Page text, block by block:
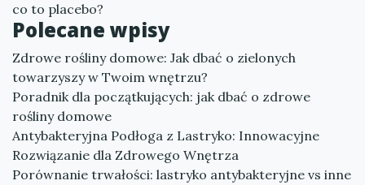
co to placebo?
Polecane wpisy
Zdrowe rośliny domowe: Jak dbać o zielonych
towarzyszy w Twoim wnętrzu?
Poradnik dla początkujących: jak dbać o zdrowe
rośliny domowe
Antybakteryjna Podłoga z Lastryko: Innowacyjne
Rozwiązanie dla Zdrowego Wnętrza
Porównanie trwałości: lastryko antybakteryjne vs inne